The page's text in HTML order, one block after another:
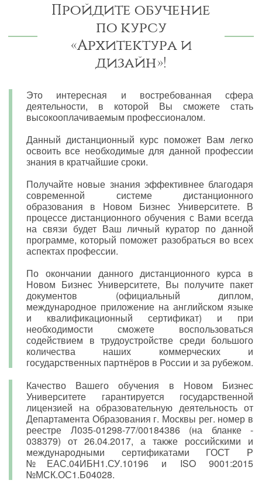
Пройдите обучение
по курсу
«Архитектура и
дизайн»!
Это интересная и востребованная сфера
деятельности, в которой Вы сможете стать
высокооплачиваемым профессионалом.
Данный дистанционный курс поможет Вам легко
освоить все необходимые для данной профессии
знания в кратчайшие сроки.
Получайте новые знания эффективнее благодаря
современной системе дистанционного
образования в Новом Бизнес Университете. В
процессе дистанционного обучения с Вами всегда
на связи будет Ваш личный куратор по данной
программе, который поможет разобраться во всех
аспектах профессии.
По окончании данного дистанционного курса в
Новом Бизнес Университете, Вы получите пакет
документов (официальный диплом,
международное приложение на английском языке
и квалификационный сертификат) и при
необходимости сможете воспользоваться
содействием в трудоустройстве среди большого
количества наших коммерческих и
государственных партнёров в России и за рубежом.
Качество Вашего обучения в Новом Бизнес
Университете гарантируется государственной
лицензией на образовательную деятельность от
Департамента Образования г. Москвы рег. номер в
реестре Л035-01298-77/00184386 (на бланке -
038379) от 26.04.2017, а также российскими и
международными сертификатами ГОСТ Р
№ЕАС.04ИБН1.СУ.10196 и ISO 9001:2015
№МСК.ОС1.Б04028.